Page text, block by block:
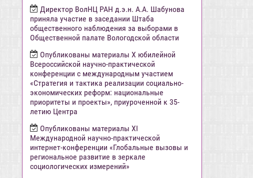
Директор ВолНЦ РАН д.э.н. А.А. Шабунова
приняла участие в заседании Штаба
общественного наблюдения за выборами в
Общественной палате Вологодской области
Опубликованы материалы X юбилейной
Всероссийской научно-практической
конференции с международным участием
«Стратегия и тактика реализации социально-
экономических реформ: национальные
приоритеты и проекты», приуроченной к 35-
летию Центра
Опубликованы материалы XI
Международной научно-практической
интернет-конференции «Глобальные вызовы и
региональное развитие в зеркале
социологических измерений»